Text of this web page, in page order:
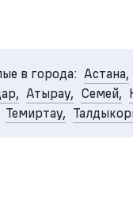
в города: Астана,
Атырау, Семей,
Темиртау,